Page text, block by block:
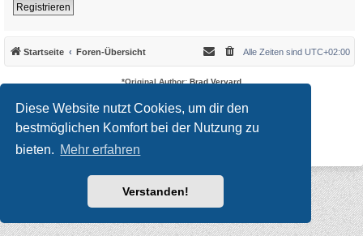
Diese Website nutzt Cookies, um dir den
bestmöglichen Komfort bei der Nutzung zu
bieten. Mehr erfahren
Verstanden!
Registrieren
Startseite Foren-Übersicht Alle Zeiten sind UTC+02:00
*Original Author: Brad Veryard
Powered byphpBB® Forum Software © phpBB Limited
Deutsche Übersetzung durchphpBB.de